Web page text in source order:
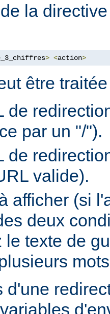
la
> <action>
être
de
par un "/").
de
valide).
afficher (si
deux
le texte de
d'une